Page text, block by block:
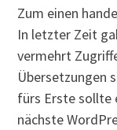
Zum einen
In letzter Zeit
vermehrt
Übersetzungen
fürs Erste sollte
nächste